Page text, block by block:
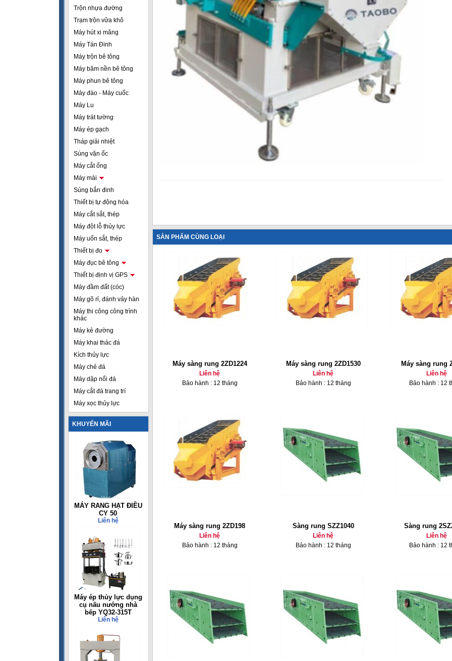
Trộn nhựa đường
Trạm trộn vữa khô
Máy hút xi măng
Máy Tán Đinh
Máy trộn bê tông
Máy băm nền bê tông
Máy phun bê tông
Máy đào - Máy cuốc
Máy Lu
Máy trát tường
Máy ép gạch
Tháp giải nhiệt
Súng vặn ốc
Máy cắt ống
Máy mài
Súng bắn đinh
Thiết bị tự động hóa
Máy cắt sắt, thép
Máy đột lỗ thủy lực
Máy uốn sắt, thép
Thiết bị đo
Máy đục bê tông
Thiết bị định vị GPS
Máy đầm đất (cóc)
Máy gõ rỉ, đánh vảy hàn
Máy thi công công trình
khác
Máy kẻ đường
Máy khai thác đá
Kích thủy lực
Máy chẻ đá
Máy dập nổi đá
Máy cắt đá trang trí
Máy xọc thủy lực
KHUYẾN MÃI
MÁY RANG HẠT ĐIỀU
CY 50
Liên hệ
Máy ép thủy lực dụng
cụ nấu nướng nhà
bếp YQ32-315T
Liên hệ
SẢN PHẨM CÙNG LOẠI
Máy sàng rung 2ZD1224
Liên hệ
Bảo hành : 12 tháng
Máy sàng rung 2ZD1530
Liên hệ
Bảo hành : 12 tháng
Máy sàng rung
Liên hệ
Bảo hành : 12
Máy sàng rung 2ZD198
Liên hệ
Bảo hành : 12 tháng
Sàng rung SZZ1040
Liên hệ
Bảo hành : 12 tháng
Sàng rung
Liên hệ
Bảo hành : 12